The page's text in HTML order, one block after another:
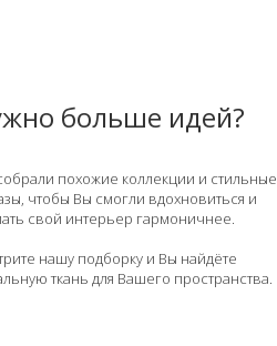
больше идей?
похожие коллекции и стильные
чтобы Вы смогли вдохновиться и
свой интерьер гармоничнее.
нашу подборку и Вы найдёте
ткань для Вашего пространства.